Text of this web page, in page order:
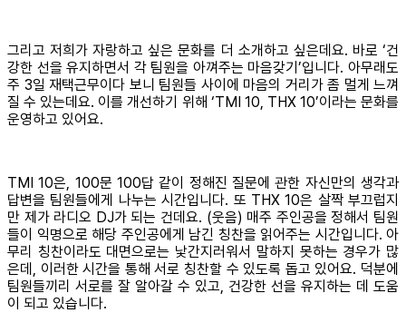
그리고 저희가 자랑하고 싶은 문화를 더 소개하고 싶은데요. 바로 ‘건
강한 선을 유지하면서 각 팀원을 아껴주는 마음갖기’입니다. 아무래도
주 3일 재택근무이다 보니 팀원들 사이에 마음의 거리가 좀 멀게 느껴
질 수 있는데요. 이를 개선하기 위해 ‘TMI 10, THX 10’이라는 문화를
운영하고 있어요.
TMI 10은, 100문 100답 같이 정해진 질문에 관한 자신만의 생각과
답변을 팀원들에게 나누는 시간입니다. 또 THX 10은 살짝 부끄럽지
만 제가 라디오 DJ가 되는 건데요. (웃음) 매주 주인공을 정해서 팀원
들이 익명으로 해당 주인공에게 남긴 칭찬을 읽어주는 시간입니다. 아
무리 칭찬이라도 대면으로는 낯간지러워서 말하지 못하는 경우가 많
은데, 이러한 시간을 통해 서로 칭찬할 수 있도록 돕고 있어요. 덕분에
팀원들끼리 서로를 잘 알아갈 수 있고, 건강한 선을 유지하는 데 도움
이 되고 있습니다.